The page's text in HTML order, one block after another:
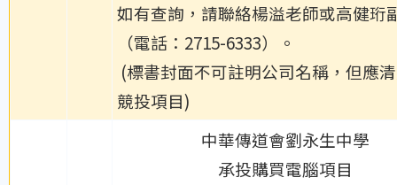
如有查詢，請聯絡楊溢老師或高健珩
（電話：2715-6333）。
(標書封面不可註明公司名稱，但應
競投項目)
中華傳道會劉永生中學
承投購買電腦項目